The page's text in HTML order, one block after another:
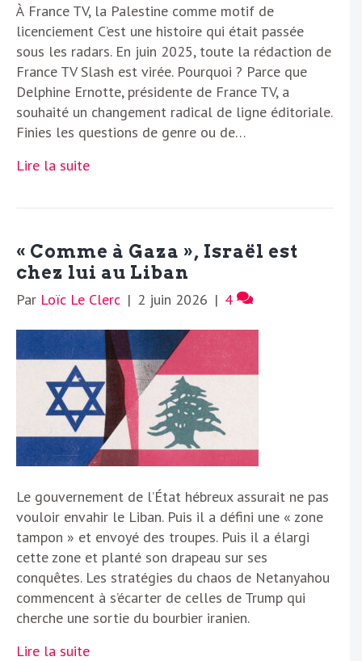
À France TV, la Palestine comme motif de
licenciement C’est une histoire qui était passée
sous les radars. En juin 2025, toute la rédaction de
France TV Slash est virée. Pourquoi ? Parce que
Delphine Ernotte, présidente de France TV, a
souhaité un changement radical de ligne éditoriale.
Finies les questions de genre ou de…
Lire la suite
« Comme à Gaza », Israël est
chez lui au Liban
Par Loïc Le Clerc | 2 juin 2026 | 4
Le gouvernement de l’État hébreux assurait ne pas
vouloir envahir le Liban. Puis il a défini une « zone
tampon » et envoyé des troupes. Puis il a élargi
cette zone et planté son drapeau sur ses
conquêtes. Les stratégies du chaos de Netanyahou
commencent à s’écarter de celles de Trump qui
cherche une sortie du bourbier iranien.
Lire la suite